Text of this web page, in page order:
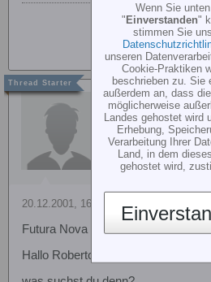
millebob
20.12.2001, 16:07
Futura Nova
Hallo Roberto,
Wenn Sie
" Einverstanden"
stimmen Sie
unseren
Cookie-Praktiken
beschrieben zu. Sie
außerdem an, dass
möglicherweise
Landes gehostet wird
Erhebung,
Verarbeitung Ihrer
Land, in dem
gehostet wird,